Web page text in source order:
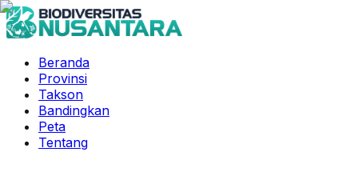
Beranda
Provinsi
Takson
Bandingkan
Peta
Tentang